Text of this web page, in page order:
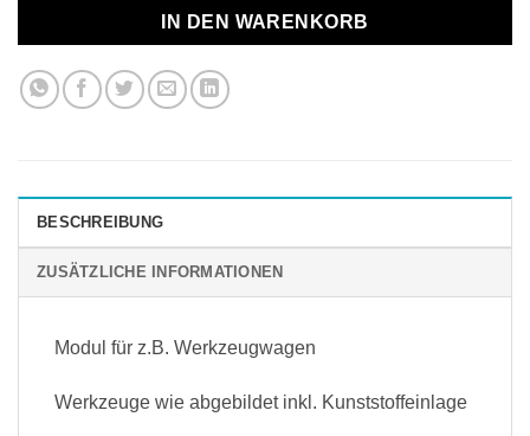
IN DEN WARENKORB
BESCHREIBUNG
ZUSÄTZLICHE INFORMATIONEN
Modul für z.B. Werkzeugwagen
Werkzeuge wie abgebildet inkl. Kunststoffeinlage